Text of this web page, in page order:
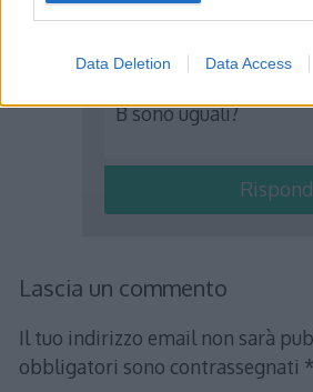
Data Deletion Data Access
8 Ottobre 2022 alle 18:04
B sono uguali?
Lascia un commento
Il tuo indirizzo email non sarà
obbligatori sono contrassegnati *